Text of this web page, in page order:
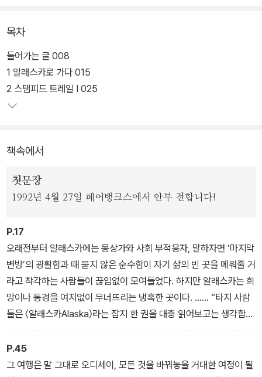
적한 논픽션이다.
거친 환경에 자신을 내던지며 북아메리카의 자연에 스며든 크리스 맥
캔들리스의 삶과 죽음에 대한 크라카우어의 묘사는 낭만적이면서도
불안한 젊음의 한 단면들과 인간이 자연에 대해 느끼는 막연하고 복
1997년에 출간된 이후 지금까지 아마존 베스트셀러에 이름을 올리
도전하는 한 청년의 여정을 주인공이 만났던 사람들의 구체적인 증언
과 저널리즘에 뿌리를 둔 작가 특유의 담담한 문장으로 직조해내어
로 평가받고 있다.
목차
들어가는 글 008
1 알래스카로 가다 015
2 스탬피드 트레일 I 025
책속에서
첫문장
1992년 4월 27일 페어뱅크스에서 안부 전합니다!
P.17
오래전부터 알래스카에는 몽상가와 사회 부적응자, 말하자면 ‘마지막
변방’의 광활함과 때 묻지 않은 순수함이 자기 삶의 빈 곳을 메워줄 거
라고 착각하는 사람들이 끊임없이 모여들었다. 하지만 알래스카는 희
망이나 동경을 여지없이 무너뜨리는 냉혹한 곳이다. …… “타지 사람
들은 〈알래스카Alaska〉라는 잡지 한 권을 대충 읽어보고는 생각합니
다. ‘그래, 그곳으로 가 자급자족하면서 멋들어지게 한번 살아보는 거
야.’ 하지만 실제로 숲 안으로 들어가 보면, 글쎄요, 잡지와는 전혀 다
를걸요.”
P.45
그 여행은 말 그대로 오디세이, 모든 것을 바꿔놓을 거대한 여정이 될